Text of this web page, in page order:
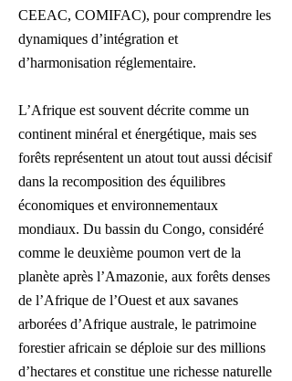
CEEAC, COMIFAC), pour comprendre les
dynamiques d’intégration et
d’harmonisation réglementaire.
L’Afrique est souvent décrite comme un
continent minéral et énergétique, mais ses
forêts représentent un atout tout aussi décisif
dans la recomposition des équilibres
économiques et environnementaux
mondiaux. Du bassin du Congo, considéré
comme le deuxième poumon vert de la
planète après l’Amazonie, aux forêts denses
de l’Afrique de l’Ouest et aux savanes
arborées d’Afrique australe, le patrimoine
forestier africain se déploie sur des millions
d’hectares et constitue une richesse naturelle